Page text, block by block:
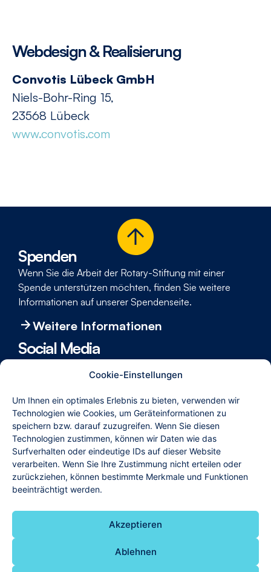
Cookie-Einstellungen
Um Ihnen ein optimales Erlebnis zu bieten, verwenden wir
Technologien wie Cookies, um Geräteinformationen zu
speichern bzw. darauf zuzugreifen. Wenn Sie diesen
Technologien zustimmen, können wir Daten wie das
Surfverhalten oder eindeutige IDs auf dieser Website
verarbeiten. Wenn Sie Ihre Zustimmung nicht erteilen oder
zurückziehen, können bestimmte Merkmale und Funktionen
beeinträchtigt werden.
Akzeptieren
Ablehnen
Webdesign & Realisierung
Convotis Lübeck GmbH
Niels-Bohr-Ring 15,
23568 Lübeck
www.convotis.com
Spenden
Wenn Sie die Arbeit der Rotary-Stiftung mit einer
Spende unter­stützen möchten, finden Sie weitere
Informationen auf unserer Spenden­seite.
Weitere Informationen
Social Media
Rotary Stiftung zu erhalten, folgen Sie uns bei
Facebook, Instagram und YouTube.
Internet-Partner
© 2025 Rotary Stiftung zu Lübeck
Datenschutz